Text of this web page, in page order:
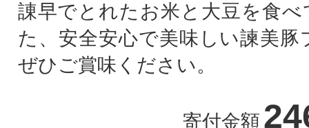
諌早でとれたお米と大豆を食べ
た、安全安心で美味しい諫美豚
ぜひご賞味ください。
寄付金額